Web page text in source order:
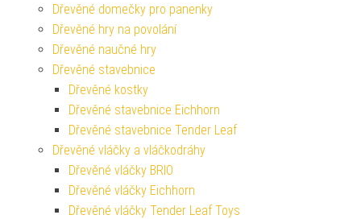
Dřevěné domečky pro panenky
Dřevěné hry na povolání
Dřevěné naučné hry
Dřevěné stavebnice
Dřevěné kostky
Dřevěné stavebnice Eichhorn
Dřevěné stavebnice Tender Leaf
Dřevěné vláčky a vláčkodráhy
Dřevěné vláčky BRIO
Dřevěné vláčky Eichhorn
Dřevěné vláčky Tender Leaf Toys